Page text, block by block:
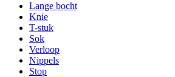
Lange bocht
Knie
T-stuk
Sok
Verloop
Nippels
Stop